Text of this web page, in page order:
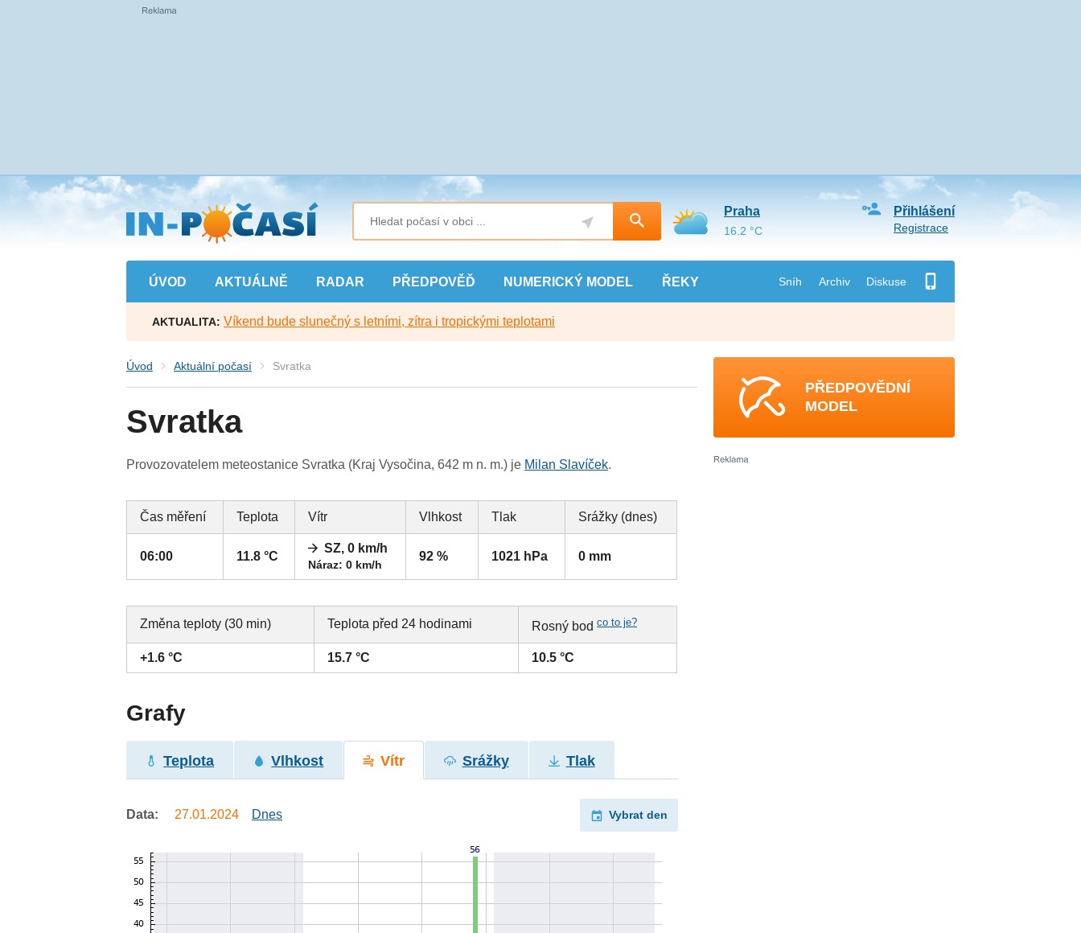
Přejít
na
hlavní
obsah
ÚVOD AKTUÁLNĚ RADAR PŘEDPOVĚĎ NUMERICKÝ MODEL ŘEKY Sníh Archiv Diskuse
Přihlášení
Registrace
Praha
16.2 °C
AKTUALITA: Víkend bude slunečný s letními, zítra i tropickými teplotami
Úvod Aktuální počasí Svratka
Svratka
Provozovatelem meteostanice Svratka (Kraj Vysočina, 642 m n. m.) je Milan Slavíček.
Čas měření Teplota Vítr Vlhkost Tlak Srážky (dnes)
06:00 11.8 °C
SZ, 0 km/h
Náraz: 0 km/h
92 % 1021 hPa 0 mm
Změna teploty (30 min) Teplota před 24 hodinami Rosný bodco to je?
+1.6 °C 15.7 °C 10.5 °C
Grafy
Teplota Vlhkost Vítr Srážky Tlak
Data: 27.01.2024 Dnes Vybrat den
PŘEDPOVĚDNÍ
MODEL